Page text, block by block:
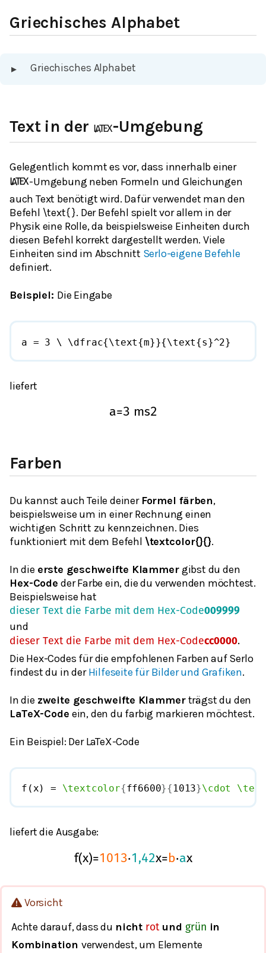
Griechisches Alphabet
▸ Griechisches Alphabet
Text in der L
ATEX-Umgebung
Gelegentlich kommt es vor, dass innerhalb einer
L
ATEX-Umgebung neben Formeln und Gleichungen
auch Text benötigt wird. Dafür verwendet man den
Befehl \text{ }. Der Befehl spielt vor allem in der
Physik eine Rolle, da beispielsweise Einheiten durch
diesen Befehl korrekt dargestellt werden. Viele
Einheiten sind im Abschnitt Serlo-eigene Befehle
definiert.
Beispiel: Die Eingabe
a = 3 \ \dfrac{\text{m}}{\text{s}^2}
liefert
a=3 ms2
Farben
Du kannst auch Teile deiner Formel färben,
beispielsweise um in einer Rechnung einen
wichtigen Schritt zu kennzeichnen. Dies
funktioniert mit dem Befehl \textcolor{}{}.
In die erste geschweifte Klammergibst du den
Hex-Code der Farbe ein, die du verwenden möchtest.
Beispielsweise hat
dieser Text die Farbe mit dem Hex-Code𝟎𝟎𝟗𝟗𝟗𝟗
und
dieser Text die Farbe mit dem Hex-Code𝐜𝐜𝟎𝟎𝟎𝟎.
Die Hex-Codes für die empfohlenen Farben auf Serlo
findest du in derHilfeseite für Bilder und Grafiken.
In die zweite geschweifte Klammerträgst du den
LaTeX-Code ein, den du farbig markieren möchtest.
Ein Beispiel: Der LaTeX-Code
f(x) = \textcolor{ff6600}{ 1013}\cdot
liefert die Ausgabe:
f(x)=1013⋅1,42x= b⋅ax
Vorsicht
Achte darauf, dass du nicht rotund grün in
Kombination verwendest, um Elemente